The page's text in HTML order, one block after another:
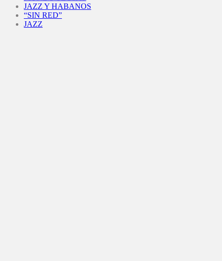
JAZZ Y HABANOS
“SIN RED”
JAZZ